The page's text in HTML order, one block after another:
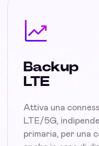
Backup
LTE
Attiva una
LTE/5G,
primaria, per una